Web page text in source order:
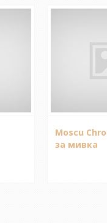
Moscu
за мивка